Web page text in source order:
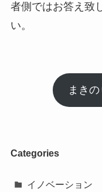
者側ではお答え致
い。
まき
Categories
イノベーション